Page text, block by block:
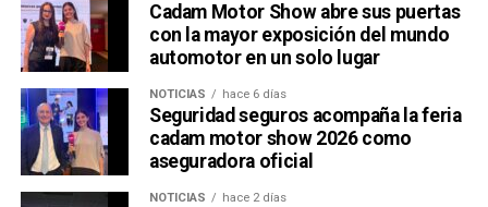
Cadam Motor Show abre sus puertas
con la mayor exposición del mundo
automotor en un solo lugar
NOTICIAS hace 6 días
Seguridad seguros acompaña la feria
cadam motor show 2026 como
aseguradora oficial
NOTICIAS hace 2 días